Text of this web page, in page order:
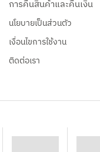
การคืนสินค้าและคืนเงิน
นโยบายเป็นส่วนตัว
เงื่อนไขการใช้งาน
ติดต่อเรา